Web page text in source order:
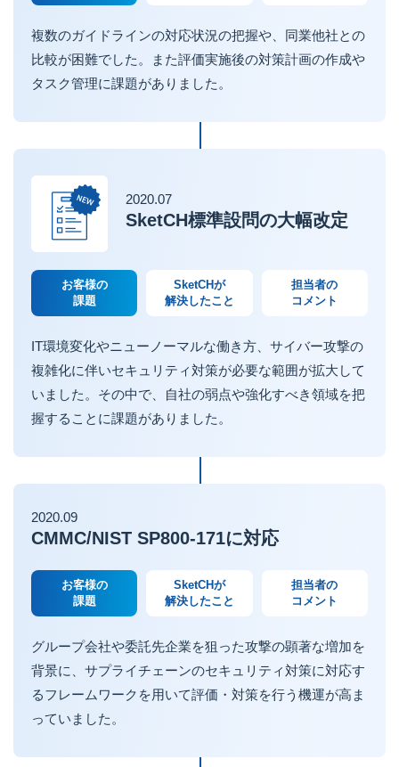
複数のガイドラインの対応状況の把握や、同業他社との
比較が困難でした。また評価実施後の対策計画の作成や
タスク管理に課題がありました。
2020.07
SketCH標準設問の大幅改定
お客様の
課題
SketCHが
解決したこと
担当者の
コメント
IT環境変化やニューノーマルな働き方、サイバー攻撃の
複雑化に伴いセキュリティ対策が必要な範囲が拡大して
いました。その中で、自社の弱点や強化すべき領域を把
握することに課題がありました。
2020.09
CMMC/NIST SP800-171に対応
お客様の
課題
SketCHが
解決したこと
担当者の
コメント
グループ会社や委託先企業を狙った攻撃の顕著な増加を
背景に、サプライチェーンのセキュリティ対策に対応す
るフレームワークを用いて評価・対策を行う機運が高ま
っていました。